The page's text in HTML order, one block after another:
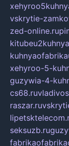
vskrytie-
zed-online.ru
xehyroo-5-
guzywia-4-
cs68.ru
raszar.ru
seksuzb.ru